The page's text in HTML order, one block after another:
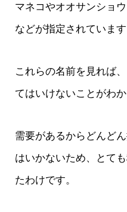
マネコやオオサンショ
などが指定されています
これらの名前を見れば
てはいけないことがわか
需要があるからどんど
はいかないため、とて
たわけです。